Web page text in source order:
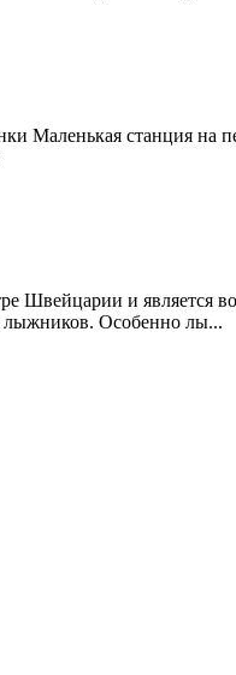
Маленькая станция
Швейцарии и является
лыжников. Особенно лы...